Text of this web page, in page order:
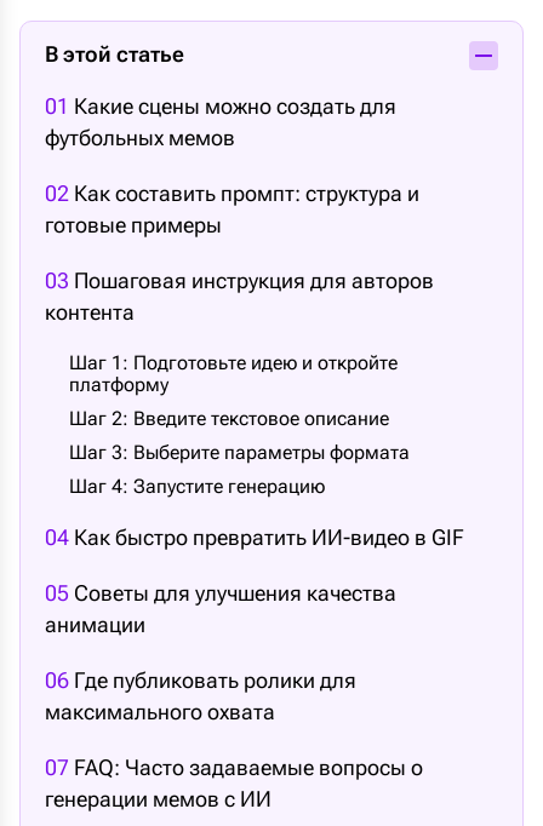
В этой статье
01 Какие сцены можно создать для
футбольных мемов
02 Как составить промпт: структура и
готовые примеры
03 Пошаговая инструкция для авторов
контента
Шаг 1: Подготовьте идею и откройте
платформу
Шаг 2: Введите текстовое описание
Шаг 3: Выберите параметры формата
Шаг 4: Запустите генерацию
04 Как быстро превратить ИИ-видео в GIF
05 Советы для улучшения качества
анимации
06 Где публиковать ролики для
максимального охвата
07 FAQ: Часто задаваемые вопросы о
генерации мемов с ИИ